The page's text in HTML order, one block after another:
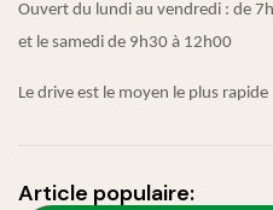
Ouvert du lundi au vendredi : de
et le samedi de 9h30 à 12h00
Le drive est le moyen le plus rapide
Article populaire: